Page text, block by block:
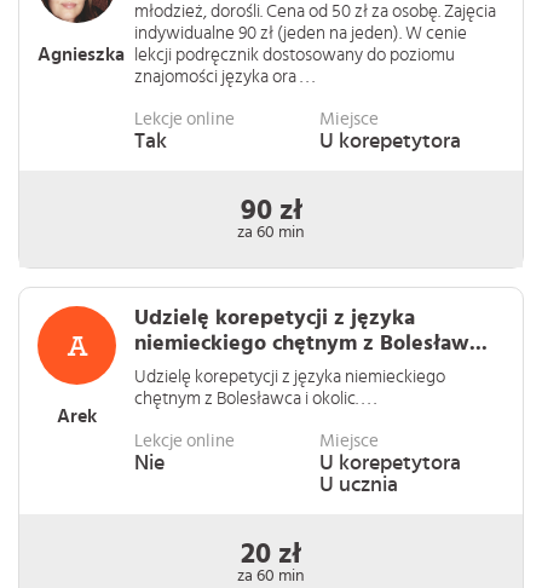
Agnieszka
młodzież, dorośli. Cena od 50 zł za osobę. Zajęcia
indywidualne 90 zł (jeden na jeden). W cenie
lekcji podręcznik dostosowany do poziomu
znajomości języka ora . . .
Lekcje online
Tak
Miejsce
U korepetytora
90 zł
za 60 min
Arek
Udzielę korepetycji z języka
niemieckiego chętnym z Bolesław...
Udzielę korepetycji z języka niemieckiego
chętnym z Bolesławca i okolic. . . .
Lekcje online
Nie
Miejsce
U korepetytora
U ucznia
20 zł
za 60 min